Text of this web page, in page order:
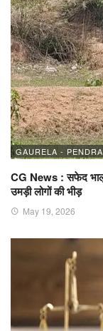
GAURELA -
CG News : सफेद
उमड़ी लोगों की भीड़
May 19, 2026